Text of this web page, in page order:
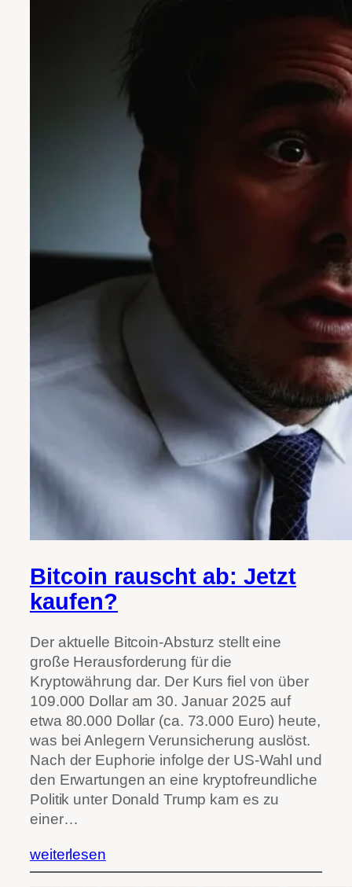
Bitcoin rauscht ab: Jetzt
kaufen?
Der aktuelle Bitcoin-Absturz stellt eine
große Herausforderung für die
Kryptowährung dar. Der Kurs fiel von über
109.000 Dollar am 30. Januar 2025 auf
etwa 80.000 Dollar (ca. 73.000 Euro) heute,
was bei Anlegern Verunsicherung auslöst.
Nach der Euphorie infolge der US-Wahl und
den Erwartungen an eine kryptofreundliche
Politik unter Donald Trump kam es zu
einer…
weiterlesen